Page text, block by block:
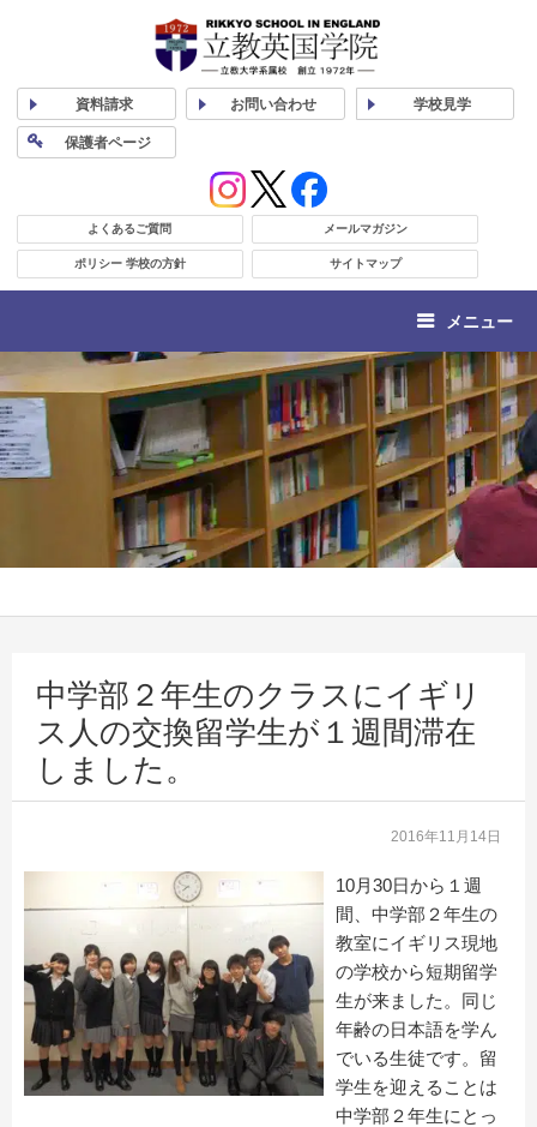
資料請求 お問い合わせ 学校見学
保護者ページ
よくあるご質問 メールマガジン
ポリシー 学校の方針 サイトマップ
メニュー
中学部２年生のクラスにイギリ
ス人の交換留学生が１週間滞在
しました。
2016年11月14日
10月30日から１週
間、中学部２年生の
教室にイギリス現地
の学校から短期留学
生が来ました。同じ
年齢の日本語を学ん
でいる生徒です。留
学生を迎えることは
中学部２年生にとっ